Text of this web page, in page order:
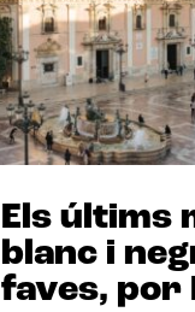
Els últims
blanc i
faves, por